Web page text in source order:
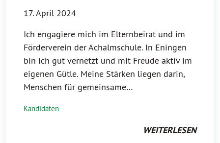
17. April 2024
Ich engagiere mich im Elternbeirat und im
Förderverein der Achalmschule. In Eningen
bin ich gut vernetzt und mit Freude aktiv im
eigenen Gütle. Meine Stärken liegen darin,
Menschen für gemeinsame…
Kandidaten
WEITERLESEN